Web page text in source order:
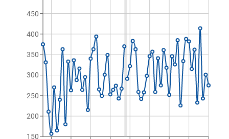
150
200
250
300
350
400
450